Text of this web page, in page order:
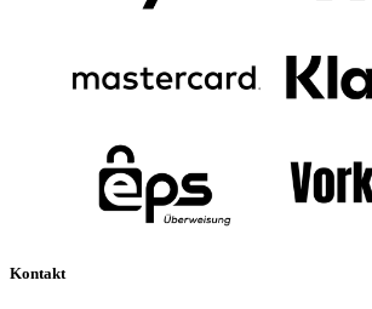
Kontakt